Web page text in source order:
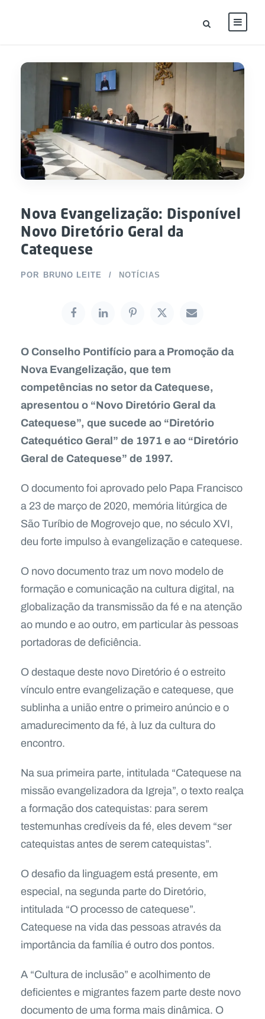
Nova Evangelização: Disponível
Novo Diretório Geral da
Catequese
POR BRUNO LEITE NOTÍCIAS
O Conselho Pontifício para a Promoção da
Nova Evangelização, que tem
competências no setor da Catequese,
apresentou o “Novo Diretório Geral da
Catequese”, que sucede ao “Diretório
Catequético Geral” de 1971 e ao “Diretório
Geral de Catequese” de 1997.
O documento foi aprovado pelo Papa Francisco
a 23 de março de 2020, memória litúrgica de
São Turíbio de Mogrovejo que, no século XVI,
deu forte impulso à evangelização e catequese.
O novo documento traz um novo modelo de
formação e comunicação na cultura digital, na
globalização da transmissão da fé e na atenção
ao mundo e ao outro, em particular às pessoas
portadoras de deficiência.
O destaque deste novo Diretório é o estreito
vínculo entre evangelização e catequese, que
sublinha a união entre o primeiro anúncio e o
amadurecimento da fé, à luz da cultura do
encontro.
Na sua primeira parte, intitulada “Catequese na
missão evangelizadora da Igreja”, o texto realça
a formação dos catequistas: para serem
testemunhas credíveis da fé, eles devem “ser
catequistas antes de serem catequistas”.
O desafio da linguagem está presente, em
especial, na segunda parte do Diretório,
intitulada “O processo de catequese”.
Catequese na vida das pessoas através da
importância da família é outro dos pontos.
A “Cultura de inclusão” e acolhimento de
deficientes e migrantes fazem parte deste novo
documento de uma forma mais dinâmica. O